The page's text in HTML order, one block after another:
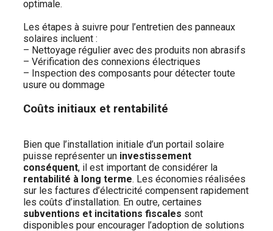
optimale.
Les étapes à suivre pour l’entretien des panneaux
solaires incluent :
– Nettoyage régulier avec des produits non abrasifs
– Vérification des connexions électriques
– Inspection des composants pour détecter toute
usure ou dommage
Coûts initiaux et rentabilité
Bien que l’installation initiale d’un portail solaire
puisse représenter un investissement
conséquent, il est important de considérer la
rentabilité à long terme. Les économies réalisées
sur les factures d’électricité compensent rapidement
les coûts d’installation. En outre, certaines
subventions et incitations fiscales sont
disponibles pour encourager l’adoption de solutions